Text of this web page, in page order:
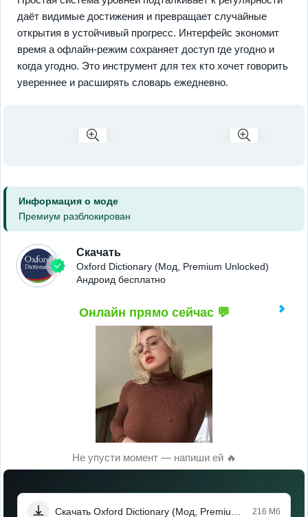
даёт видимые достижения и превращает случайные
открытия в устойчивый прогресс. Интерфейс экономит
время а офлайн‑режим сохраняет доступ где угодно и
когда угодно. Это инструмент для тех кто хочет говорить
увереннее и расширять словарь ежедневно.
Информация о моде
Премиум разблокирован
Скачать
Oxford Dictionary (Мод, Premium Unlocked)
Андроид бесплатно
Онлайн прямо сейчас 💬
Не упусти момент — напиши ей 🔥
216 Мб